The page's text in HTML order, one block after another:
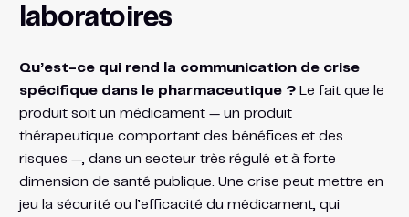
laboratoires
Qu’est-ce qui rend la communication de crise
spécifique dans le pharmaceutique ?Le fait que le
produit soit un médicament — un produit
thérapeutique comportant des bénéfices et des
risques —, dans un secteur très régulé et à forte
dimension de santé publique. Une crise peut mettre en
jeu la sécurité ou l’efficacité du médicament, qui